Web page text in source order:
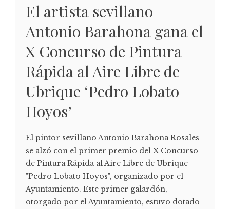
El artista sevillano
Antonio Barahona gana el
X Concurso de Pintura
Rápida al Aire Libre de
Ubrique ‘Pedro Lobato
Hoyos’
El pintor sevillano Antonio Barahona Rosales
se alzó con el primer premio del X Concurso
de Pintura Rápida al Aire Libre de Ubrique
"Pedro Lobato Hoyos", organizado por el
Ayuntamiento. Este primer galardón,
otorgado por el Ayuntamiento, estuvo dotado